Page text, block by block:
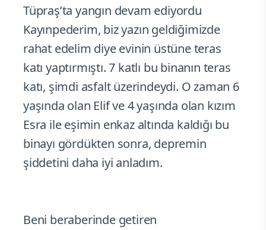
Tüpraş’ta yangın devam ediyordu
Kayınpederim, biz yazın geldiğimizde
rahat edelim diye evinin üstüne teras
katı yaptırmıştı. 7 katlı bu binanın teras
katı, şimdi asfalt üzerindeydi. O zaman 6
yaşında olan Elif ve 4 yaşında olan kızım
Esra ile eşimin enkaz altında kaldığı bu
binayı gördükten sonra, depremin
şiddetini daha iyi anladım.
Beni beraberinde getiren